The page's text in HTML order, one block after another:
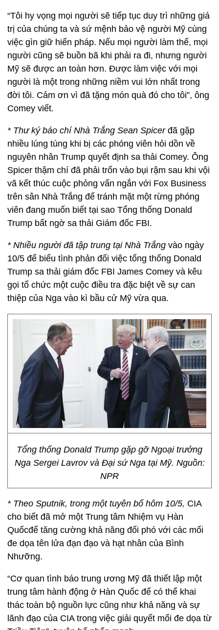
“Tôi hy vọng mọi người sẽ tiếp tục duy trì những giá
trị của chúng ta và sứ mệnh bảo vệ người Mỹ cùng
việc gìn giữ hiến pháp. Nếu mọi người làm thế, mọi
người cũng sẽ buồn bã khi phải ra đi, nhưng người
Mỹ sẽ được an toàn hơn. Được làm việc với mọi
người là một trong những niềm vui lớn nhất trong
đời tôi. Cảm ơn vì đã tặng món quà đó cho tôi”, ông
Comey viết.
* Thư ký báo chí Nhà Trắng Sean Spicer đã gặp
nhiều lúng túng khi bị các phóng viên hỏi dồn về
nguyên nhân Trump quyết định sa thải Comey. Ông
Spicer thậm chí đã phải trốn vào bụi rậm sau khi vội
vã kết thúc cuộc phỏng vấn ngắn với Fox Business
trên sân Nhà Trắng để tránh mặt một rừng phóng
viên đang muốn biết tại sao Tổng thống Donald
Trump bất ngờ sa thải Giám đốc FBI.
* Nhiều người đã tập trung tại Nhà Trắng vào ngày
10/5 để biểu tình phản đối việc tổng thống Donald
Trump sa thải giám đốc FBI James Comey và kêu
gọi tổ chức một cuộc điều tra đặc biệt về sự can
thiệp của Nga vào kì bầu cử Mỹ vừa qua.
Tổng thống Donald Trump gặp gỡ Ngoại trưởng
Nga Sergei Lavrov và Đại sứ Nga tại Mỹ. Nguồn:
NPR
* Theo Sputnik, trong một tuyên bố hôm 10/5, CIA
cho biết đã mở một Trung tâm Nhiệm vụ Hàn
Quốcđể tăng cường khả năng đối phó với các mối
đe dọa tên lửa đạn đạo và hạt nhân của Bình
Nhưỡng.
“Cơ quan tình báo trung ương Mỹ đã thiết lập một
trung tâm hành động ở Hàn Quốc để có thể khai
thác toàn bộ nguồn lực cũng như khả năng và sự
lãnh đạo của CIA trong việc giải quyết mối đe dọa từ